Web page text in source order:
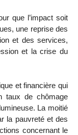
que l’impact soit
une reprise des
et des services,
et la crise du
et financière qui
taux de chômage
La moitié
la pauvreté et des
concernant le